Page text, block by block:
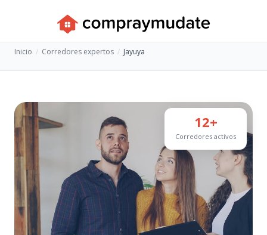
Inicio Corredores expertos Jayuya
12+
Corredores activos